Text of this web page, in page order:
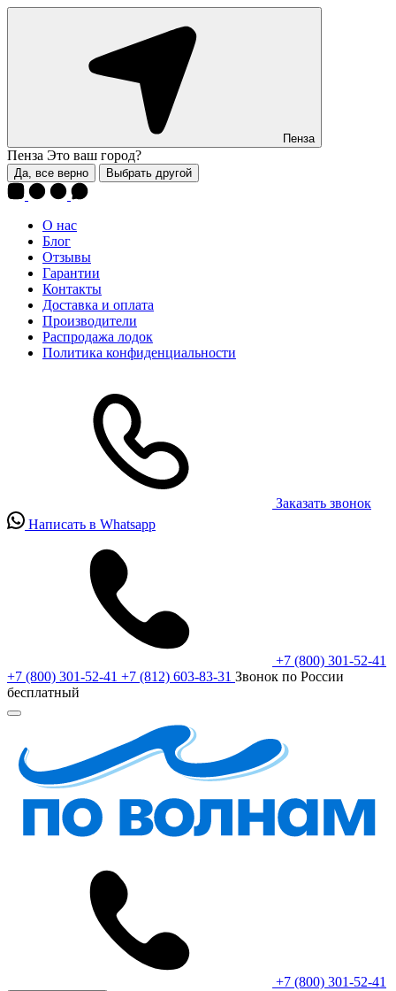
Пенза
Пенза Это ваш город?
Да, все верно Выбрать другой
О нас
Блог
Отзывы
Гарантии
Контакты
Доставка и оплата
Производители
Распродажа лодок
Политика конфиденциальности
Заказать звонок
Написать в Whatsapp
+7 (800) 301-52-41
+7 (800) 301-52-41 +7 (812) 603-83-31 Звонок по России
бесплатный
+7 (800) 301-52-41